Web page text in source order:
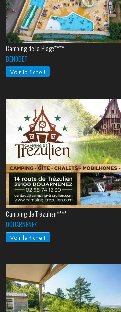
Camping de la Plage****
BENODET
Voir la fiche !
Camping de Trézulien****
DOUARNENEZ
Voir la fiche !